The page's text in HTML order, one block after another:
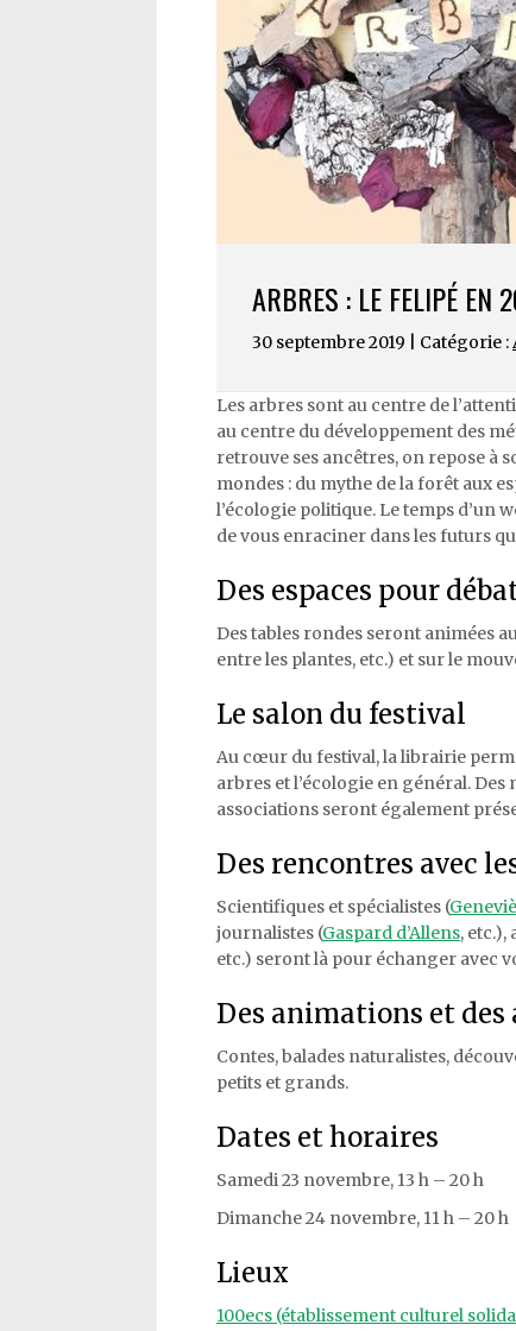
ARBRES : LE FELIPÉ EN
30 septembre 2019 | Catégorie :
Les arbres sont au centre de
au centre du développement des
retrouve ses ancêtres, on repose à
mondes : du mythe de la forêt aux
l’écologie politique. Le temps d’un
de vous enraciner dans les futurs
Des espaces pour
Des tables rondes seront animées
entre les plantes, etc.) et sur le
Le salon du festival
Au cœur du festival, la librairie
arbres et l’écologie en général. Des
associations seront également
Des rencontres avec
Scientifiques et spécialistes (
journalistes (Gaspard d’Allens, etc.),
etc.) seront là pour échanger avec
Des animations et des
Contes, balades naturalistes,
petits et grands.
Dates et horaires
Samedi 23 novembre, 13 h – 20 h
Dimanche 24 novembre, 11 h – 20 h
Lieux
100ecs (établissement culturel